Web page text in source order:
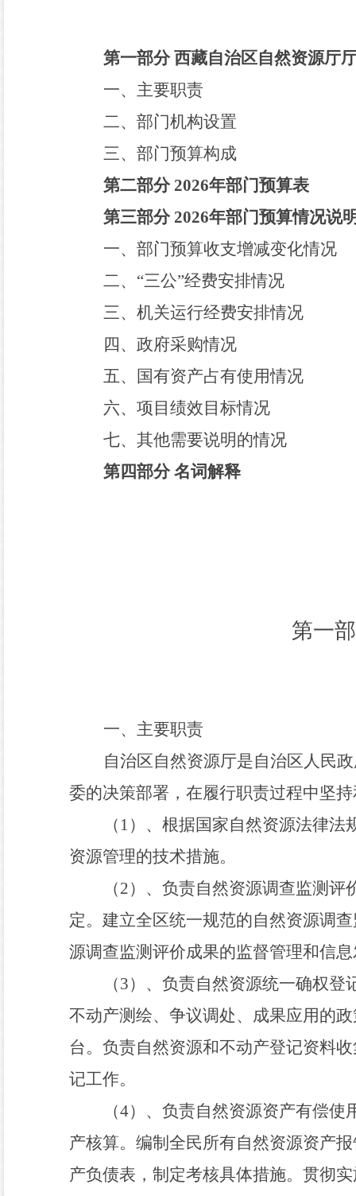
第一部分 西藏自治区自然资源厅
一、主要职责
二、部门机构设置
三、部门预算构成
第二部分2026年部门预算表
第三部分2026年部门预算情况说
一、部门预算收支增减变化情况
二、 “三公”经费安排情况
三、机关运行经费安排情况
四、政府采购情况
五、国有资产占有使用情况
六、项目绩效目标情况
七、其他需要说明的情况
第四部分 名词解释
第一
一、主要职责
自治区自然资源厅是自治区人民
委的决策部署，在履行职责过程中坚
（ 1）、根据国家自然资源法律法
资源管理的技术措施。
（2）、负责自然资源调查监测评
定。建立全区统一规范的自然资源调
源调查监测评价成果的监督管理和信
（3）、负责自然资源统一确权登
不动产测绘、争议调处、成果应用的
台。负责自然资源和不动产登记资料
记工作。
（4）、负责自然资源资产有偿使
产核算。编制全民所有自然资源资产
产负债表 ， 制定考核具体措施。贯彻